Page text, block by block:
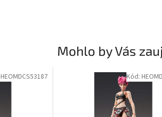
Mohlo by Vás
HEOMDCS53187 Kód: